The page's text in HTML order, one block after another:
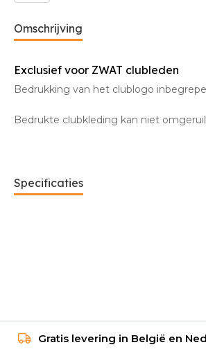
Omschrijving
Exclusief voor ZWAT clubleden
Bedrukking van het clublogo
Bedrukte clubkleding kan niet
Specificaties
Gratis levering in België en